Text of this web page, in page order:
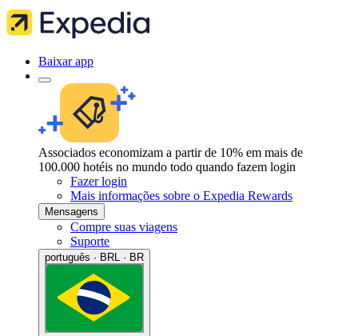
Baixar app
Associados economizam a partir de 10% em mais de
100.000 hotéis no mundo todo quando fazem login
Fazer login
Mais informações sobre o Expedia Rewards
Mensagens
Compre suas viagens
Suporte
português · BRL · BR